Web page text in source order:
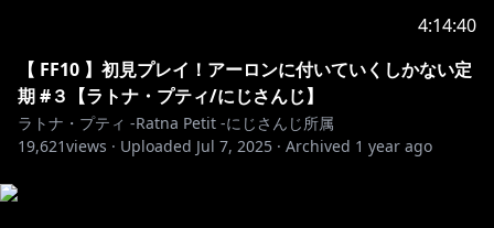
月ごとの限定販売が多いのでお見逃しなく！
オフィシャルストアにて『ラトナ・プティ』で🔍
4:14:40
【 FF10 】初見プレイ！アーロンに付いていくしかない定
期 #３【ラトナ・プティ/にじさんじ】
ラトナ・プティ -Ratna Petit -にじさんじ所属
19,621views · Uploaded Jul 7, 2025 · Archived 1 year ago